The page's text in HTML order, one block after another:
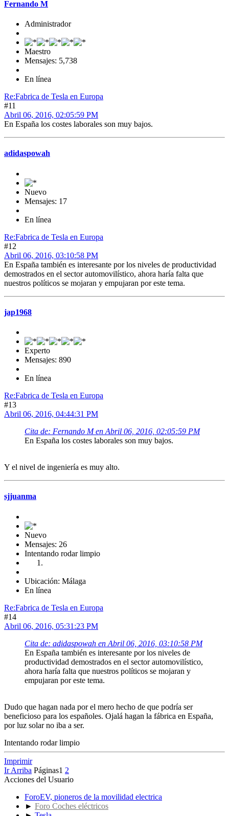
Fernando M
Administrador
Maestro
Mensajes: 5,738
En línea
Re:Fabrica de Tesla en Europa
#11
Abril 06, 2016, 02:05:59 PM
En España los costes laborales son muy bajos.
adidaspowah
Nuevo
Mensajes: 17
En línea
Re:Fabrica de Tesla en Europa
#12
Abril 06, 2016, 03:10:58 PM
En España también es interesante por los niveles de productividad
demostrados en el sector automovilístico, ahora haría falta que
nuestros políticos se mojaran y empujaran por este tema.
jap1968
Experto
Mensajes: 890
En línea
Re:Fabrica de Tesla en Europa
#13
Abril 06, 2016, 04:44:31 PM
Cita de: Fernando M en Abril 06, 2016, 02:05:59 PM
En España los costes laborales son muy bajos.
Y el nivel de ingeniería es muy alto.
sjjuanma
Nuevo
Mensajes: 26
Intentando rodar limpio
Ubicación: Málaga
En línea
Re:Fabrica de Tesla en Europa
#14
Abril 06, 2016, 05:31:23 PM
Cita de: adidaspowah en Abril 06, 2016, 03:10:58 PM
En España también es interesante por los niveles de
productividad demostrados en el sector automovilístico,
ahora haría falta que nuestros políticos se mojaran y
empujaran por este tema.
Dudo que hagan nada por el mero hecho de que podría ser
beneficioso para los españoles. Ojalá hagan la fábrica en España,
por luz solar no iba a ser.
Intentando rodar limpio
Imprimir
Ir Arriba Páginas1 2
Acciones del Usuario
ForoEV, pioneros de la movilidad electrica
► Foro Coches eléctricos